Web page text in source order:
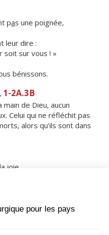
pas une poignée,
leur dire :
r soit sur vous ! »
bénissons.
1-2A.3B
de Dieu, aucun
Celui qui ne réfléchit pas
alors qu'ils sont dans
joie,
tes martyres
la force de résister à